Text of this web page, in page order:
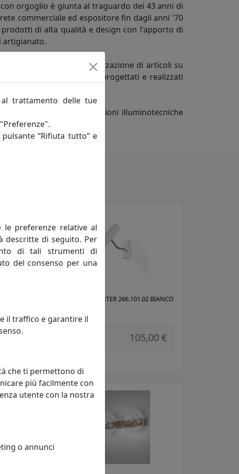
orgoglio è giunta al traguardo dei 43 anni di
commerciale ed espositore fin dagli anni '70
di alta qualità e design con l'apporto di
artigianato.
orientato alla realizzazione di articoli su
committente vengono progettati e realizzati
Lux di proporre soluzioni illuminotecniche
APPLIQUE RASTER 266.101.02 BIANCO
Metal Lux
105,00 €
trattamento delle tue
“Rifiuta tutto” e
preferenze relative al
descritte di seguito. Per
di tali strumenti di
del consenso per una
il traffico e garantire il
che ti permettono di
più facilmente con
utente con la nostra
o annunci